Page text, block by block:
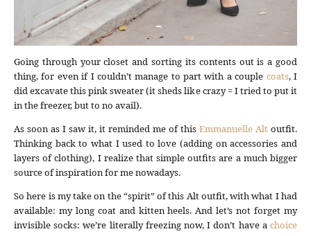
Going through your closet and sorting its contents out is a good
thing, for even if I couldn’t manage to part with a couple coats, I
did excavate this pink sweater (it sheds like crazy = I tried to put it
in the freezer, but to no avail).
As soon as I saw it, it reminded me of this Emmanuelle Alt outfit.
Thinking back to what I used to love (adding on accessories and
layers of clothing), I realize that simple outfits are a much bigger
source of inspiration for me nowadays.
So here is my take on the “spirit” of this Alt outfit, with what I had
available: my long coat and kitten heels. And let’s not forget my
invisible socks: we’re literally freezing now, I don’t have a choice